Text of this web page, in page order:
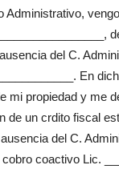
Administrativo,
del C.
En
mi propiedad y me
de un crdito fiscal
del C.
coactivo Lic.